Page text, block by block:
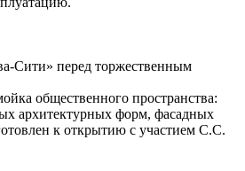
Сити» перед торжественным
общественного пространства:
архитектурных форм, фасадных
к открытию с участием С.С.